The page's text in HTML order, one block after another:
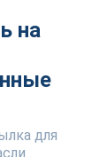
на
для